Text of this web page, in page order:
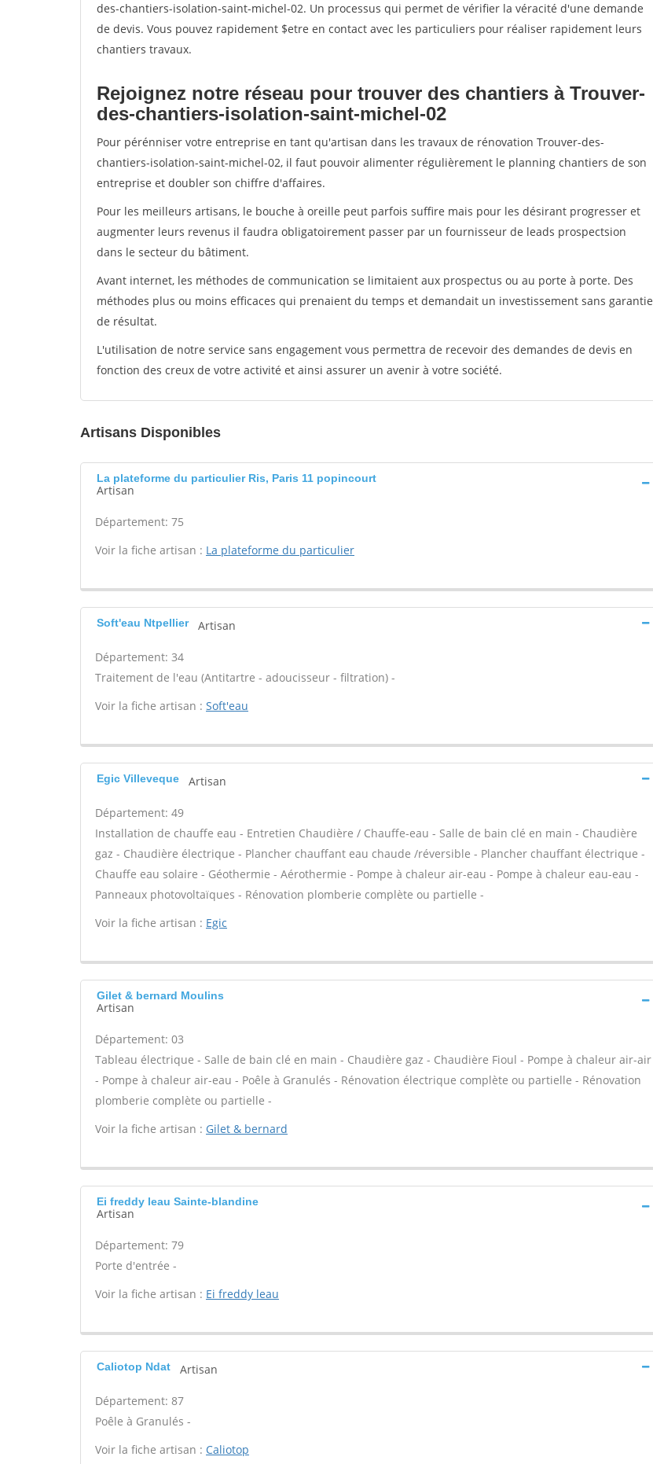
des-chantiers-isolation-saint-michel-02. Un processus qui permet de vérifier la véracité d'une demande
de devis. Vous pouvez rapidement $etre en contact avec les particuliers pour réaliser rapidement leurs
chantiers travaux.
Rejoignez notre réseau pour trouver des chantiers à Trouver-
des-chantiers-isolation-saint-michel-02
Pour pérénniser votre entreprise en tant qu'artisan dans les travaux de rénovation Trouver-des-
chantiers-isolation-saint-michel-02, il faut pouvoir alimenter régulièrement le planning chantiers de son
entreprise et doubler son chiffre d'affaires.
Pour les meilleurs artisans, le bouche à oreille peut parfois suffire mais pour les désirant progresser et
augmenter leurs revenus il faudra obligatoirement passer par un fournisseur de leads prospectsion
dans le secteur du bâtiment.
Avant internet, les méthodes de communication se limitaient aux prospectus ou au porte à porte. Des
méthodes plus ou moins efficaces qui prenaient du temps et demandait un investissement sans garantie
de résultat.
L'utilisation de notre service sans engagement vous permettra de recevoir des demandes de devis en
fonction des creux de votre activité et ainsi assurer un avenir à votre société.
Artisans Disponibles
La plateforme du particulier Ris, Paris 11 popincourt
Artisan
Département: 75
Voir la fiche artisan : La plateforme du particulier
Soft'eau Ntpellier Artisan
Département: 34
Traitement de l'eau (Antitartre - adoucisseur - filtration) -
Voir la fiche artisan : Soft'eau
Egic Villeveque Artisan
Département: 49
Installation de chauffe eau - Entretien Chaudière / Chauffe-eau - Salle de bain clé en main - Chaudière
gaz - Chaudière électrique - Plancher chauffant eau chaude /réversible - Plancher chauffant électrique -
Chauffe eau solaire - Géothermie - Aérothermie - Pompe à chaleur air-eau - Pompe à chaleur eau-eau -
Panneaux photovoltaïques - Rénovation plomberie complète ou partielle -
Voir la fiche artisan : Egic
Gilet & bernard Moulins
Artisan
Département: 03
Tableau électrique - Salle de bain clé en main - Chaudière gaz - Chaudière Fioul - Pompe à chaleur air-air
- Pompe à chaleur air-eau - Poêle à Granulés - Rénovation électrique complète ou partielle - Rénovation
plomberie complète ou partielle -
Voir la fiche artisan : Gilet & bernard
Ei freddy leau Sainte-blandine
Artisan
Département: 79
Porte d'entrée -
Voir la fiche artisan : Ei freddy leau
Caliotop Ndat Artisan
Département: 87
Poêle à Granulés -
Voir la fiche artisan : Caliotop